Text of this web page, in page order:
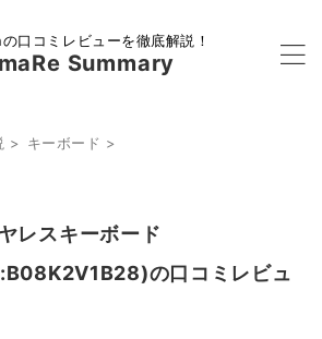
口コミレビューを徹底解説！
Summary
> キーボード >
レスキーボード
の口コミレビュ